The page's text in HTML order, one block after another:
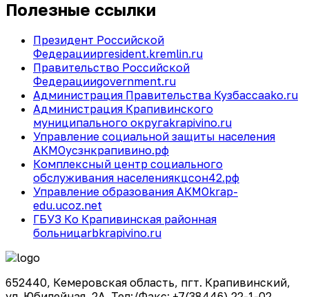
Полезные ссылки
Президент Российской
Федерацииpresident.kremlin.ru
Правительство Российской
Федерацииgovernment.ru
Администрация Правительства Кузбассаako.ru
Администрация Крапивинского
муниципального округаkrapivino.ru
Управление социальной защиты населения
АКМОусзнкрапивино.рф
Комплексный центр социального
обслуживания населениякцсон42.рф
Управление образования АКМОkrap-
edu.ucoz.net
ГБУЗ Ко Крапивинская районная
больницаrbkrapivino.ru
652440, Кемеровская область, пгт. Крапивинский,